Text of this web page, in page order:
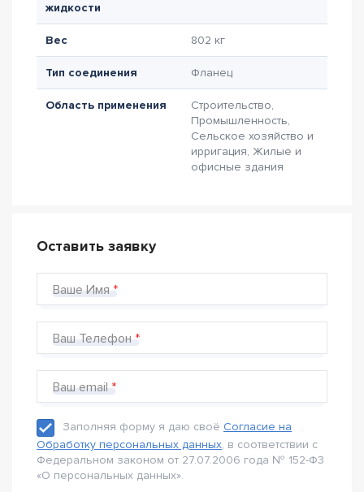
жидкости
Вес 802 кг
Тип соединения Фланец
Область применения
Строительство,
Промышленность,
Сельское хозяйство и
ирригация, Жилые и
офисные здания
Оставить заявку
Ваше Имя
Ваш Телефон
Ваш email
Заполняя форму я даю своё Согласие на
Обработку персональных данных, в соответствии с
Федеральном законом от 27.07.2006 года № 152-Ф3
«О персональных данных».